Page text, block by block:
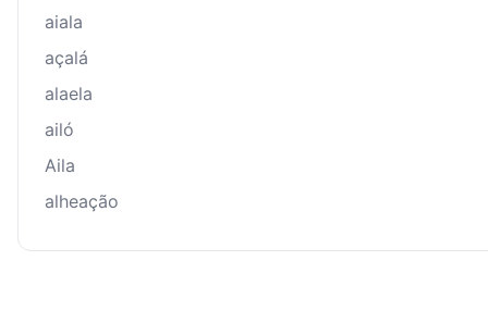
aiala
açalá
alaela
ailó
Aila
alheação